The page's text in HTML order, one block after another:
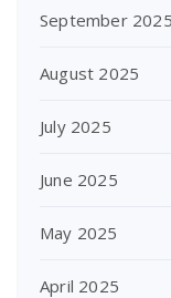
September 2025
August 2025
July 2025
June 2025
May 2025
April 2025